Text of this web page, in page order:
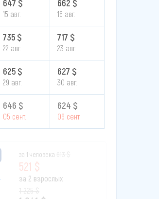
647 $
15 авг.
662 $
16 авг.
735 $
22 авг.
717 $
23 авг.
625 $
29 авг.
627 $
30 авг.
646 $
05 сент.
624 $
06 сент.
за 1 человека
521 $
за 2 взрослых